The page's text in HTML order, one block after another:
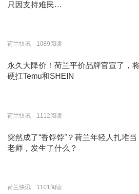
只因支持难民…
荷兰快讯 1089阅读
永久大降价！荷兰平价品牌官宣了，
硬扛Temu和SHEIN
荷兰快讯 1112阅读
突然成了“香饽饽”？荷兰年轻人扎堆当
老师，发生了什么？
荷兰快讯 1101阅读